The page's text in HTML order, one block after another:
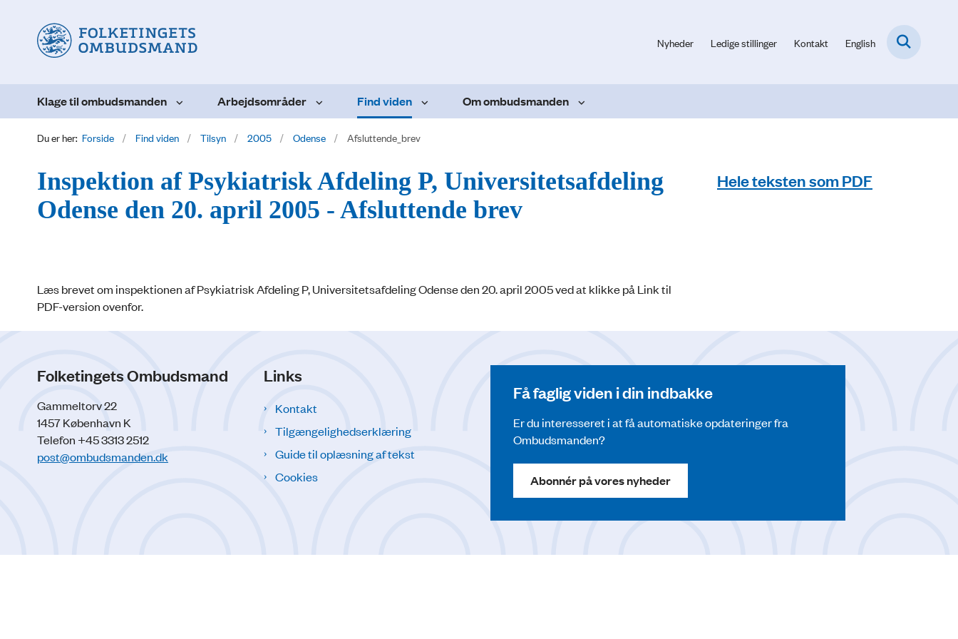
Nyheder Ledige stillinger Kontakt English
Klage til ombudsmanden Arbejdsområder Find viden Om ombudsmanden
Du er her: Forside Find viden Tilsyn 2005 Odense Afsluttende_brev
Inspektion af Psykiatrisk Afdeling P, Universitetsafdeling
Odense den 20. april 2005 - Afsluttende brev
Læs brevet om inspektionen af Psykiatrisk Afdeling P, Universitetsafdeling Odense den 20. april 2005 ved at klikke på Link til
PDF-version ovenfor.
Hele teksten som PDF
Folketingets Ombudsmand
Gammeltorv 22
1457 København K
Telefon +45 3313 2512
post@ombudsmanden.dk
Links
Kontakt
Tilgængelighedserklæring
Guide til oplæsning af tekst
Cookies
Få faglig viden i din indbakke
Er du interesseret i at få automatiske opdateringer fra
Ombudsmanden?
Abonnér på vores nyheder